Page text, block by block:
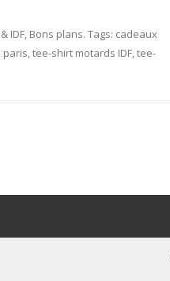
IDF, Bons plans. Tags: cadeaux
paris,tee-shirt motards IDF,tee-